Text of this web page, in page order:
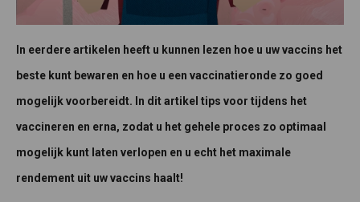
In eerdere artikelen heeft u kunnen lezen hoe u uw vaccins het
beste kunt bewaren en hoe u een vaccinatieronde zo goed
mogelijk voorbereidt. In dit artikel tips voor tijdens het
vaccineren en erna, zodat u het gehele proces zo optimaal
mogelijk kunt laten verlopen en u echt het maximale
rendement uit uw vaccins haalt!